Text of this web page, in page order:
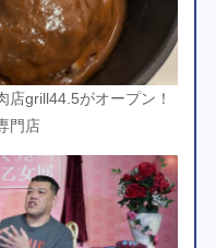
店grill44.5がオープン！
門店